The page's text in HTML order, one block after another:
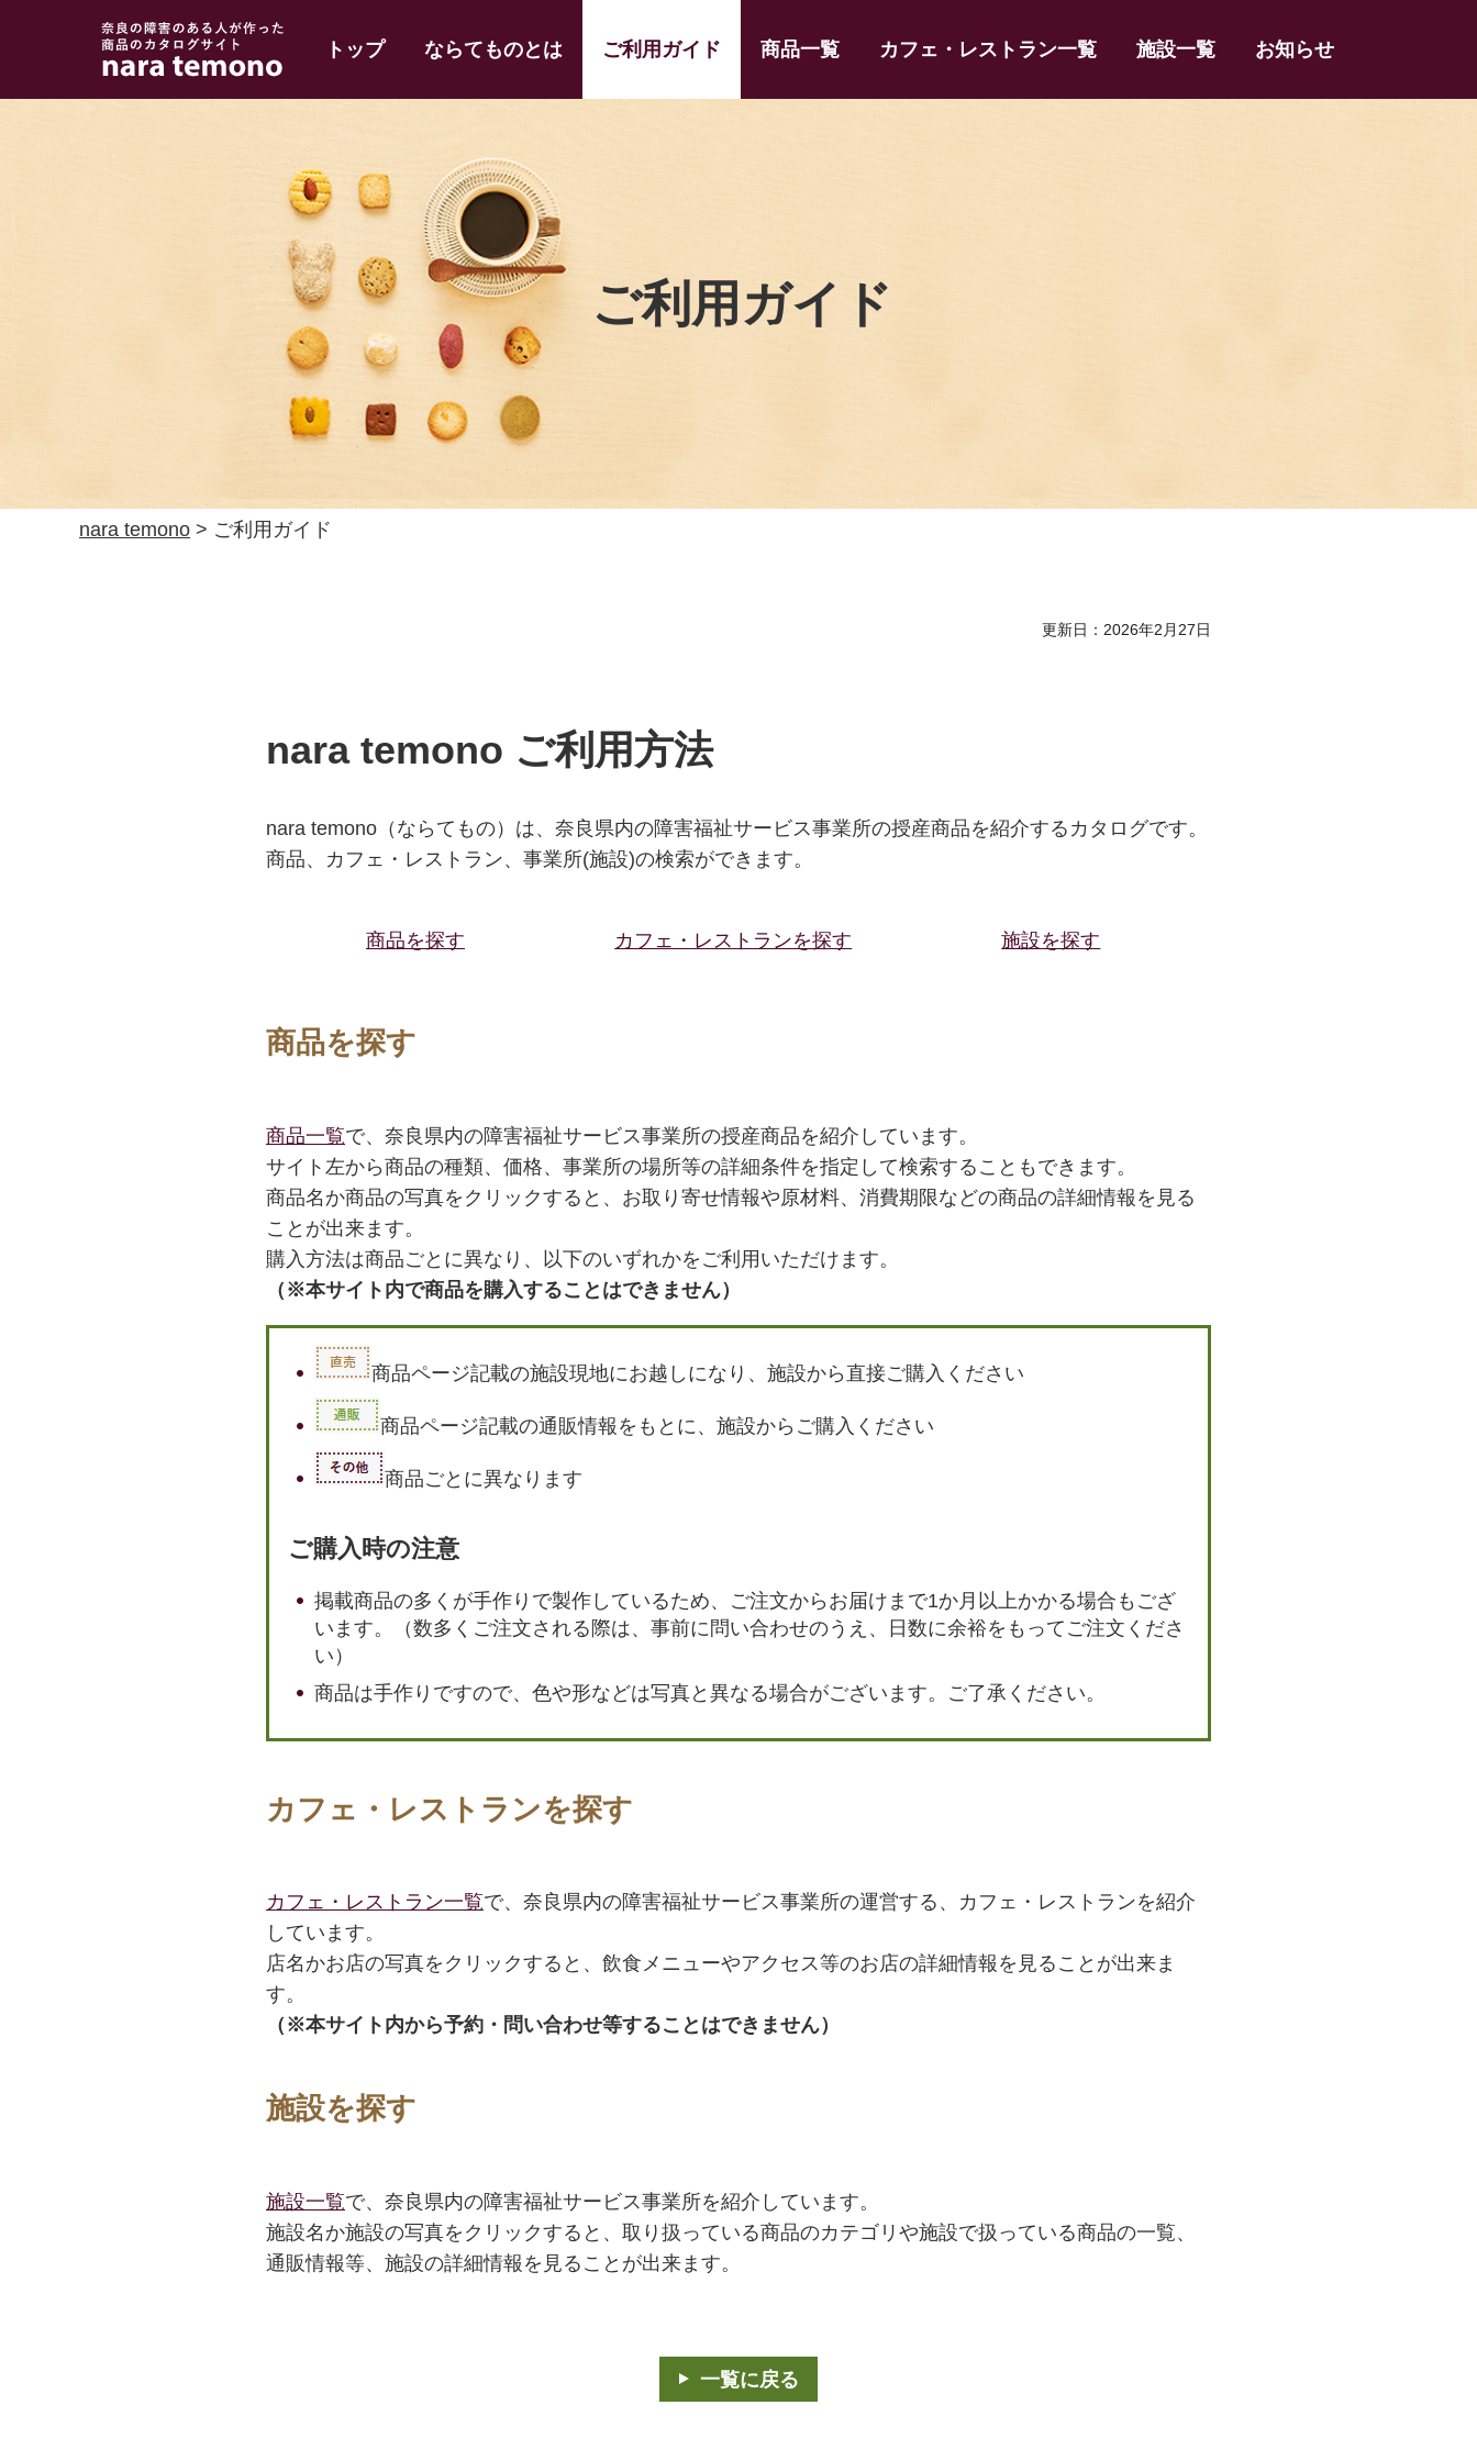
奈良で障害のある人
の手作り商品 nara
temono
トップ ならてものとは ご利用ガイド 商品一覧 カフェ・レストラン一覧 施設一覧 お知らせ
ご利用ガイド
nara temono > ご利用ガイド
更新日：2026年2月27日
nara temono ご利用方法
nara temono（ならてもの）は、奈良県内の障害福祉サービス事業所の授産商品を紹介するカタログです。
商品、カフェ・レストラン、事業所(施設)の検索ができます。
商品を探す カフェ・レストランを探す 施設を探す
商品を探す
商品一覧で、奈良県内の障害福祉サービス事業所の授産商品を紹介しています。
サイト左から商品の種類、価格、事業所の場所等の詳細条件を指定して検索することもできます。
商品名か商品の写真をクリックすると、お取り寄せ情報や原材料、消費期限などの商品の詳細情報を見る
ことが出来ます。
購入方法は商品ごとに異なり、以下のいずれかをご利用いただけます。
（※本サイト内で商品を購入することはできません）
商品ページ記載の施設現地にお越しになり、施設から直接ご購入ください
商品ページ記載の通販情報をもとに、施設からご購入ください
商品ごとに異なります
ご購入時の注意
掲載商品の多くが手作りで製作しているため、ご注文からお届けまで1か月以上かかる場合もござ
います。（数多くご注文される際は、事前に問い合わせのうえ、日数に余裕をもってご注文くださ
い）
商品は手作りですので、色や形などは写真と異なる場合がございます。ご了承ください。
カフェ・レストランを探す
カフェ・レストラン一覧で、奈良県内の障害福祉サービス事業所の運営する、カフェ・レストランを紹介
しています。
店名かお店の写真をクリックすると、飲食メニューやアクセス等のお店の詳細情報を見ることが出来ま
す。
（※本サイト内から予約・問い合わせ等することはできません）
施設を探す
施設一覧で、奈良県内の障害福祉サービス事業所を紹介しています。
施設名か施設の写真をクリックすると、取り扱っている商品のカテゴリや施設で扱っている商品の一覧、
通販情報等、施設の詳細情報を見ることが出来ます。
一覧に戻る